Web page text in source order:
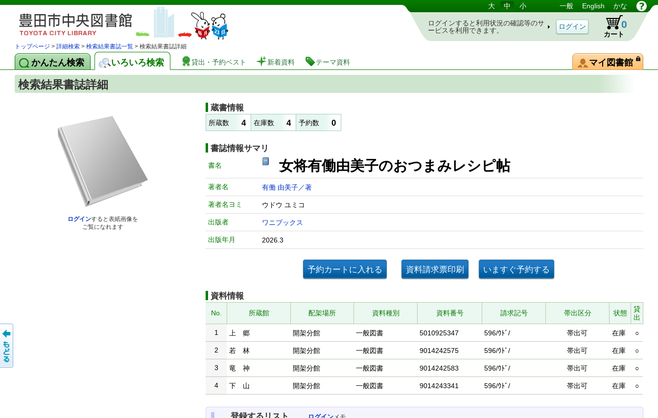
図書館 蔵書検索・予約システム 大 中 小 一般 English かな
ログインすると利用状況の確認等のサ
ービスを利用できます。
カート
0
トップページ > 詳細検索 > 検索結果書誌一覧 > 検索結果書誌詳細
かんたん検索 いろいろ検索 貸出・予約ベスト 新着資料 テーマ資料 マイ図書館
検索結果書誌詳細
ログインすると表紙画像を
ご覧になれます
蔵書情報
所蔵数 4 在庫数 4 予約数 0
書誌情報サマリ
書名 女将有働由美子のおつまみレシピ帖
著者名 有働 由美子／著
著者名ヨミ ウドウ ユミコ
出版者 ワニブックス
出版年月 2026.3
資料情報
No. 所蔵館 配架場所 資料種別 資料番号 請求記号 帯出区分 状態
貸
出
1
上 郷 開架分館 一般図書 5010925347 596/ｳﾄﾞ/ 帯出可 在庫 ○
2 若 林 開架分館 一般図書 9014242575 596/ｳﾄﾞ/ 帯出可 在庫 ○
3 竜 神 開架分館 一般図書 9014242583 596/ｳﾄﾞ/ 帯出可 在庫 ○
4 下 山 開架分館 一般図書 9014243341 596/ｳﾄﾞ/ 帯出可 在庫 ○
登録するリスト